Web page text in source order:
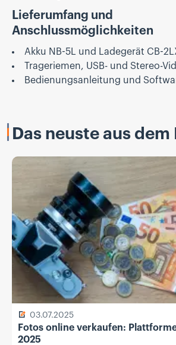
Lieferumfang und
Anschlussmöglichkeiten
Akku NB-5L und Ladegerät CB-
Trageriemen, USB- und Stereo-
Bedienungsanleitung und
Das neuste aus dem
03.07.2025
Fotos online verkaufen:
2025